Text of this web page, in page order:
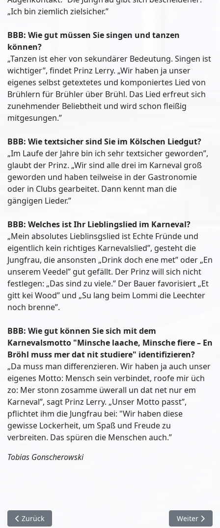
„Ich bin ziemlich zielsicher.”
BBB: Wie gut müssen Sie singen und tanzen
können?
„Tanzen ist eher von sekundärer Bedeutung. Singen ist
wichtiger”, findet Prinz Lerry. „Wir haben ja unser
eigenes selbst getextetes und komponiertes Lied von
Brühlern für Brühler über Brühl. Das Lied erfreut sich
zunehmender Beliebtheit und wird schon fleißig
mitgesungen.”
BBB: Wie textsicher sind Sie im Kölschen Liedgut?
„Im Laufe der Jahre bin ich sehr textsicher geworden”,
glaubt der Prinz. „Wir sind alle drei im Karneval groß
geworden und haben teilweise in der Gastronomie
oder in Clubs gearbeitet. Dann kennt man die
gängigen Lieder.”
BBB: Welches ist Ihr Lieblingslied im Karneval?
„Mein absolutes Lieblinsgslied ist Echte Fründe und
eigentlich kein richtiges Karnevalslied”, gesteht die
Jungfrau, die ansonsten „Drink doch ene met” oder „En
unserem Veedel” gut gefällt. Der Prinz will sich nicht
festlegen: „Das sind zu viele.” Der Bauer favorisiert „Et
gitt kei Wood” und „Su lang beim Lommi die Leechter
noch brenne”.
BBB: Wie gut können Sie sich mit dem
Karnevalsmotto "Minsche laache, Minsche fiere – En
Bröhl muss mer dat nit studiere" identifizieren?
„Da muss man differenzieren. Wir haben ja auch unser
eigenes Motto: Mensch sein verbindet, roofe mir üch
zo: Mer stonn zosamme üwerall un dat net nur em
Karneval”, sagt Prinz Lerry. „Unser Motto passt”,
pflichtet ihm die Jungfrau bei: "Wir haben diese
gewisse Lockerheit, um Spaß und Freude zu
verbreiten. Das spüren die Menschen auch.”
Tobias Gonscherowski
Vorheriger Beitrag: Arbeitskreis Palästina Brühl-Battir
Zurück Nächster
Weiter